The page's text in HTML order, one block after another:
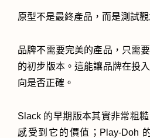
原型不是最終產品，而是測試觀
品牌不需要完美的產品，只需
的初步版本。這能讓品牌在投
向是否正確。
Slack 的早期版本其實非常粗
感受到它的價值；Play-Doh